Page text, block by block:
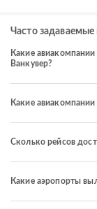
Часто задаваемые
Какие
Ванкувер?
Какие
Сколько рейсов
Какие аэропорты